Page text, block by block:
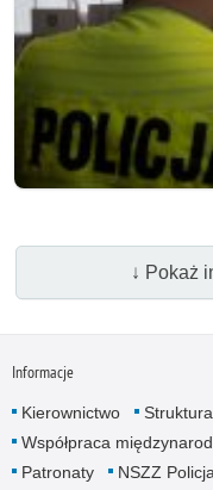
↓ Pokaż
Informacje
Kierownictwo
Współpraca
Patronaty
NSZZ